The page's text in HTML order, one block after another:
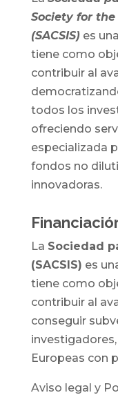
Society for
(SACSIS)es
tiene como
contribuir al
todos los
ofreciendo
especializada
fondos no
innovadoras.
La Sociedad
(SACSIS) es
tiene como
contribuir al
conseguir
Europeas con
Aviso legal y